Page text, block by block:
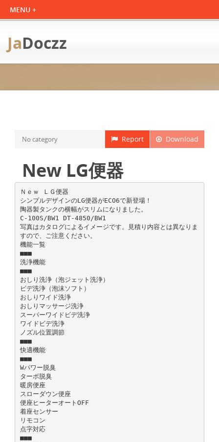
JaDoczz
Download
Report
No category
New LG便器
Ｎｅｗ ＬＧ便器
シンプルデザインのLG便器がECO6で新登場！
陶器製タンクの横幅がスリムになりました。
C-100S/BW1 DT-4850/BW1
写真はカタログによるイメージです。見積り内容とは異なりま
すので、ご注意ください。
機能一覧
■■■
洗浄機能
■■■
おしり洗浄（泡ジェット洗浄）
ビデ洗浄（泡沫ソフト）
おしりワイド洗浄
おしりマッサージ洗浄
スーパーワイドビデ洗浄
ワイドビデ洗浄
ノズル位置調節
■■■
快適機能
■■■
Wパワー脱臭
ターボ脱臭
暖房便座
スローダウン便座
便座ヒーターオートOFF
着座センサー
リモコン
点字対応
■■■